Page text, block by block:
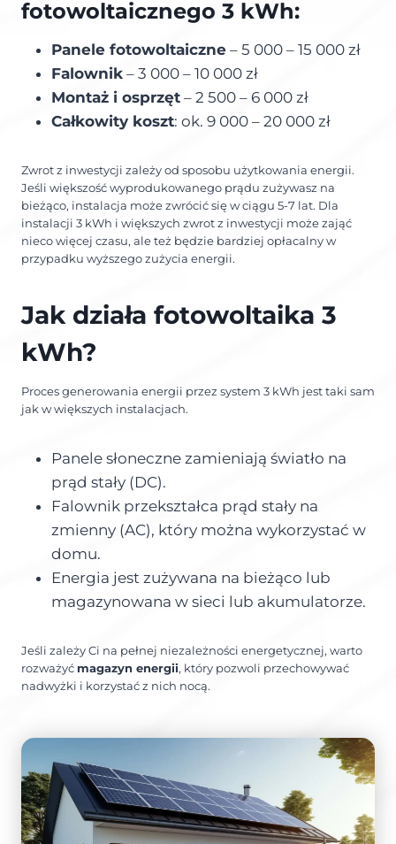
fotowoltaicznego 3 kWh:
Panele fotowoltaiczne – 5 000 – 15 000 zł
Falownik – 3 000 – 10 000 zł
Montaż i osprzęt – 2 500 – 6 000 zł
Całkowity koszt: ok. 9 000 – 20 000 zł
Zwrot z inwestycji zależy od sposobu użytkowania energii.
Jeśli większość wyprodukowanego prądu zużywasz na
bieżąco, instalacja może zwrócić się w ciągu 5-7 lat. Dla
instalacji 3 kWh i większych zwrot z inwestycji może zająć
nieco więcej czasu, ale też będzie bardziej opłacalny w
przypadku wyższego zużycia energii.
Jak działa fotowoltaika 3
kWh?
Proces generowania energii przez system 3 kWh jest taki sam
jak w większych instalacjach.
Panele słoneczne zamieniają światło na
prąd stały (DC).
Falownik przekształca prąd stały na
zmienny (AC), który można wykorzystać w
domu.
Energia jest zużywana na bieżąco lub
magazynowana w sieci lub akumulatorze.
Jeśli zależy Ci na pełnej niezależności energetycznej, warto
rozważyć magazyn energii, który pozwoli przechowywać
nadwyżki i korzystać z nich nocą.